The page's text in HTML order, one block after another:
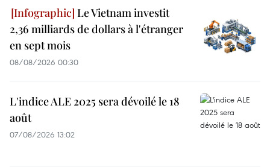
Le Vietnam investit
2,36 milliards de dollars à l'étranger
en sept mois
08/08/2026 00:30
L'indice ALE 2025 sera dévoilé le 18
août
07/08/2026 13:02